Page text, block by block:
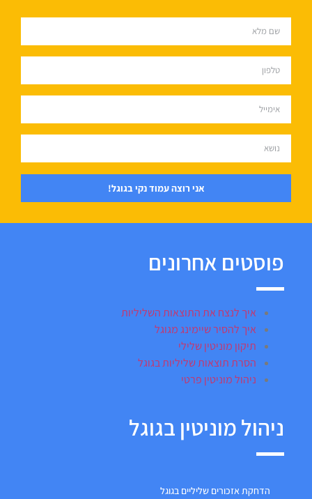
אני רוצה עמוד נקי בגוגל!
פוסטים אחרונים
איך לנצח את התוצאות השליליות
איך להסיר שיימינג מגוגל
תיקון מוניטין שלילי
הסרת תוצאות שליליות בגוגל
ניהול מוניטין פרטי
ניהול מוניטין בגוגל
הדחקת אזכורים שליליים בגוגל